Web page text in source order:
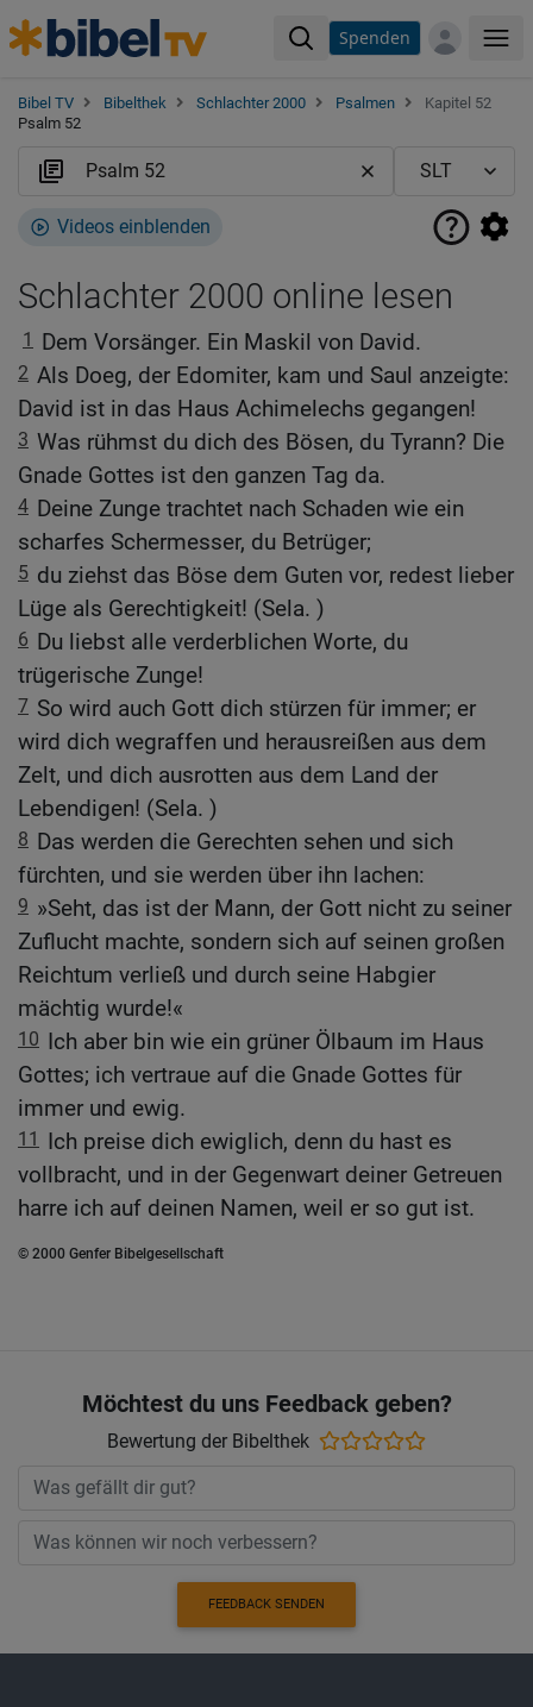
Spenden
Bibel TV Bibelthek Schlachter 2000 Psalmen
Kapitel 52
Psalm 52
Videos einblenden
Schlachter 2000 online lesen
1 Dem Vorsänger. Ein Maskil von David.
2 Als Doeg, der Edomiter, kam und Saul anzeigte:
David ist in das Haus Achimelechs gegangen!
3 Was rühmst du dich des Bösen, du Tyrann? Die
Gnade Gottes ist den ganzen Tag da.
4 Deine Zunge trachtet nach Schaden wie ein
scharfes Schermesser, du Betrüger;
5 du ziehst das Böse dem Guten vor, redest lieber
Lüge als Gerechtigkeit! (Sela. )
6 Du liebst alle verderblichen Worte, du
trügerische Zunge!
7 So wird auch Gott dich stürzen für immer; er
wird dich wegraffen und herausreißen aus dem
Zelt, und dich ausrotten aus dem Land der
Lebendigen! (Sela. )
8 Das werden die Gerechten sehen und sich
fürchten, und sie werden über ihn lachen:
9 »Seht, das ist der Mann, der Gott nicht zu seiner
Zuflucht machte, sondern sich auf seinen großen
Reichtum verließ und durch seine Habgier
mächtig wurde!«
10 Ich aber bin wie ein grüner Ölbaum im Haus
Gottes; ich vertraue auf die Gnade Gottes für
immer und ewig.
11 Ich preise dich ewiglich, denn du hast es
vollbracht, und in der Gegenwart deiner Getreuen
harre ich auf deinen Namen, weil er so gut ist.
© 2000 Genfer Bibelgesellschaft
Möchtest du uns Feedback geben?
Bewertung der Bibelthek
FEEDBACK SENDEN